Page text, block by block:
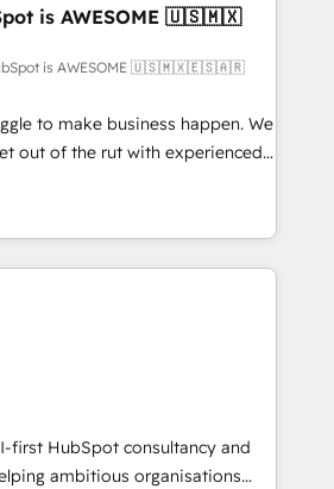
Development • RevOps &
Automation What
long-term
ourselves into your
🏢 We specialise in
and enterprise
organisations and those with
Custom Integration and
ISO9001
is AWESOME 🇺🇸🇲🇽
is AWESOME 🇺🇸🇲🇽🇪🇸🇦🇷
to make business happen. We
out of the rut with experienced,
implementing HubSpot
CMS and Operations Hub,
engaging with your customers
a top ranked
winner of Rookie of the Year
Awards, 4.9/5 rating in HubSpot
in Clutch Reviews. Digifianz
logistics & 3PL, home
branding and
real estate, health, education,
& IT and consulting, make the
first HubSpot consultancy and
ambitious organisations